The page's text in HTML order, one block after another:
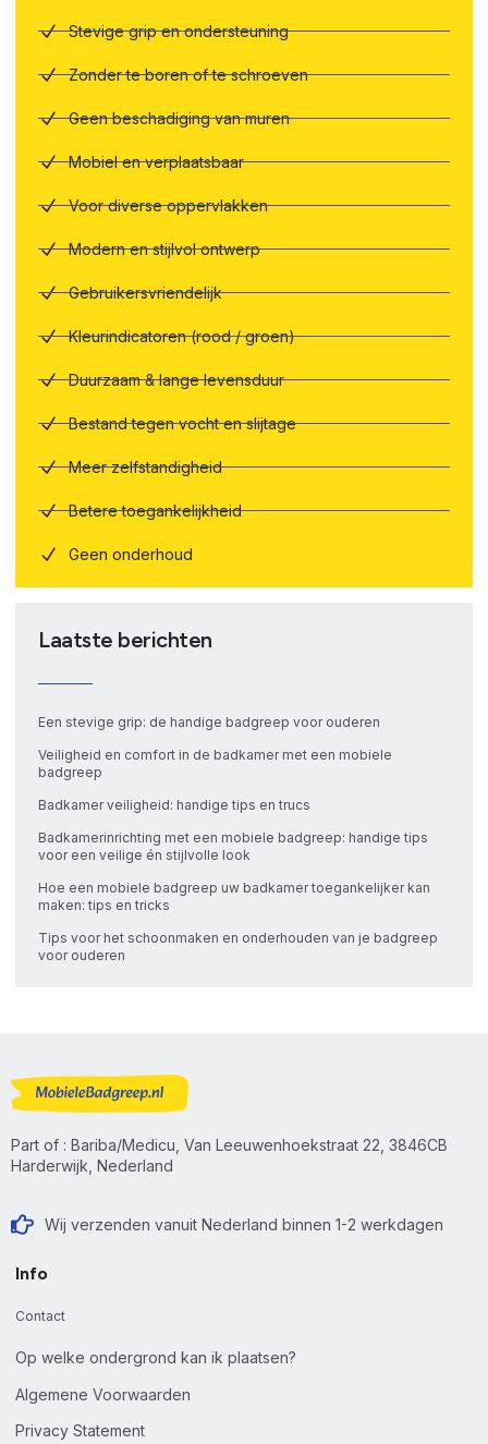
Stevige grip en ondersteuning
Zonder te boren of te schroeven
Geen beschadiging van muren
Mobiel en verplaatsbaar
Voor diverse oppervlakken
Modern en stijlvol ontwerp
Gebruikersvriendelijk
Kleurindicatoren (rood / groen)
Duurzaam & lange levensduur
Bestand tegen vocht en slijtage
Meer zelfstandigheid
Betere toegankelijkheid
Geen onderhoud
Laatste berichten
Een stevige grip: de handige badgreep voor ouderen
Veiligheid en comfort in de badkamer met een mobiele
badgreep
Badkamer veiligheid: handige tips en trucs
Badkamerinrichting met een mobiele badgreep: handige tips
voor een veilige én stijlvolle look
Hoe een mobiele badgreep uw badkamer toegankelijker kan
maken: tips en tricks
Tips voor het schoonmaken en onderhouden van je badgreep
voor ouderen
Part of : Bariba/Medicu, Van Leeuwenhoekstraat 22, 3846CB
Harderwijk, Nederland
Wij verzenden vanuit Nederland binnen 1-2 werkdagen
Info
Contact
Op welke ondergrond kan ik plaatsen?
Algemene Voorwaarden
Privacy Statement